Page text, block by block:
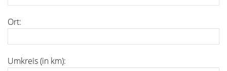
Ort:
Umkreis (in km):